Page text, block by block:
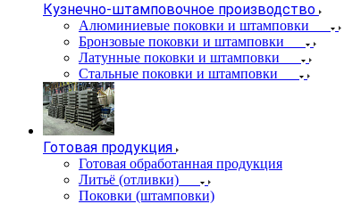
Кузнечно-штамповочное производство
Алюминиевые поковки и штамповки
Бронзовые поковки и штамповки
Латунные поковки и штамповки
Стальные поковки и штамповки
Готовая продукция
Готовая обработанная продукция
Литьё (отливки)
Поковки (штамповки)